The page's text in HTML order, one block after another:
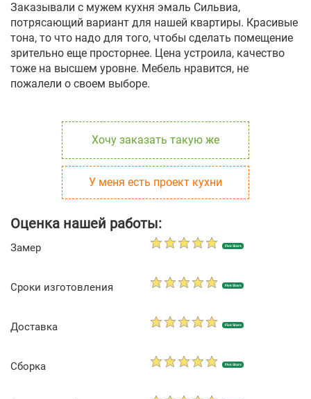
Заказывали с мужем кухня эмаль Сильвиа,
потрясающий вариант для нашей квартиры. Красивые
тона, то что надо для того, чтобы сделать помещение
зрительно еще просторнее. Цена устроила, качество
тоже на высшем уровне. Мебель нравится, не
пожалели о своем выборе.
Хочу заказать такую же
У меня есть проект кухни
Оценка нашей работы:
Замер Five Stars
Сроки изготовления Five Stars
Доставка Five Stars
Сборка Five Stars